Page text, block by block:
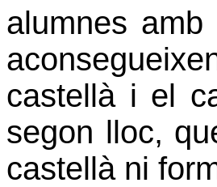
alumnes
castellà i el
segon lloc,
castellà ni